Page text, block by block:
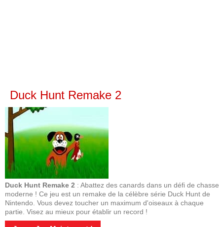
Duck Hunt Remake 2
Duck Hunt Remake 2 : Abattez des canards dans un défi de chasse
moderne ! Ce jeu est un remake de la célèbre série Duck Hunt de
Nintendo. Vous devez toucher un maximum d'oiseaux à chaque
partie. Visez au mieux pour établir un record !